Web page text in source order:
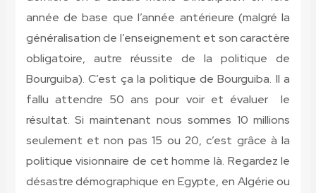
année de base que l’année antérieure (malgré la
généralisation de l’enseignement et son caractère
obligatoire, autre réussite de la politique de
Bourguiba). C’est ça la politique de Bourguiba. Il a
fallu attendre 50 ans pour voir et évaluer le
résultat. Si maintenant nous sommes 10 millions
seulement et non pas 15 ou 20, c’est grâce à la
politique visionnaire de cet homme là. Regardez le
désastre démographique en Egypte, en Algérie ou